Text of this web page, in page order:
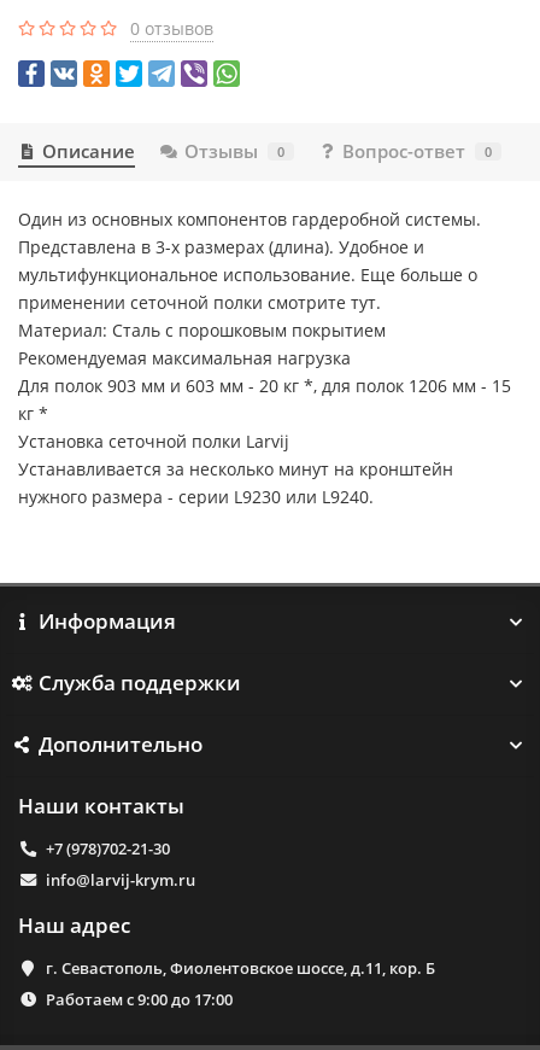
0 отзывов
Описание Отзывы 0 Вопрос-ответ 0
Один из основных компонентов гардеробной системы.
Представлена в 3-х размерах (длина). Удобное и
мультифункциональное использование. Еще больше о
применении сеточной полки смотрите тут.
Материал: Сталь с порошковым покрытием
Рекомендуемая максимальная нагрузка
Для полок 903 мм и 603 мм - 20 кг *, для полок 1206 мм - 15
кг *
Установка сеточной полки Larvij
Устанавливается за несколько минут на кронштейн
нужного размера - серии L9230 или L9240.
Информация
Служба поддержки
Дополнительно
Наши контакты
+7 (978)702-21-30
info@larvij-krym.ru
Наш адрес
г. Севастополь, Фиолентовское шоссе, д.11, кор. Б
Работаем с 9:00 до 17:00